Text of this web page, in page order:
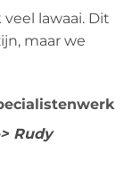
lawaai. Dit
maar we
Rudy